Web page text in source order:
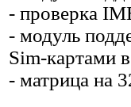
- проверка
- модуль
Sim-картами
- матрица на